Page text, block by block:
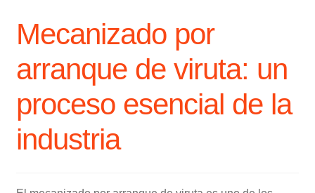
Mecanizado por
arranque de viruta: un
proceso esencial de la
industria